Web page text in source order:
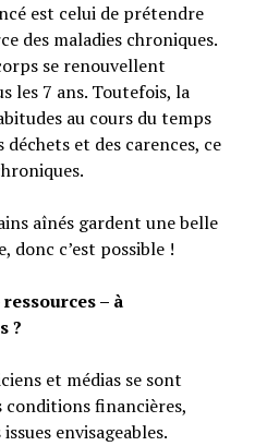
est celui de prétendre
des maladies chroniques.
se renouvellent
les 7 ans. Toutefois, la
au cours du temps
et des carences, ce
aînés gardent une belle
donc c’est possible !
– à
?
et médias se sont
conditions financières,
envisageables.